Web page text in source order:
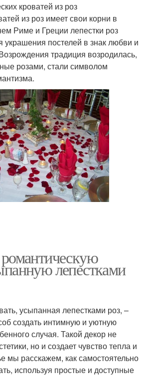
кроватей из роз
из роз имеет свои корни в
Риме и Греции лепестки роз
украшения постелей в знак любви и
традиция возродилась,
розами, стали символом
романтическую
лепестками
усыпанная лепестками роз, –
создать интимную и уютную
случая. Такой декор не
но и создает чувство тепла и
мы расскажем, как самостоятельно
используя простые и доступные